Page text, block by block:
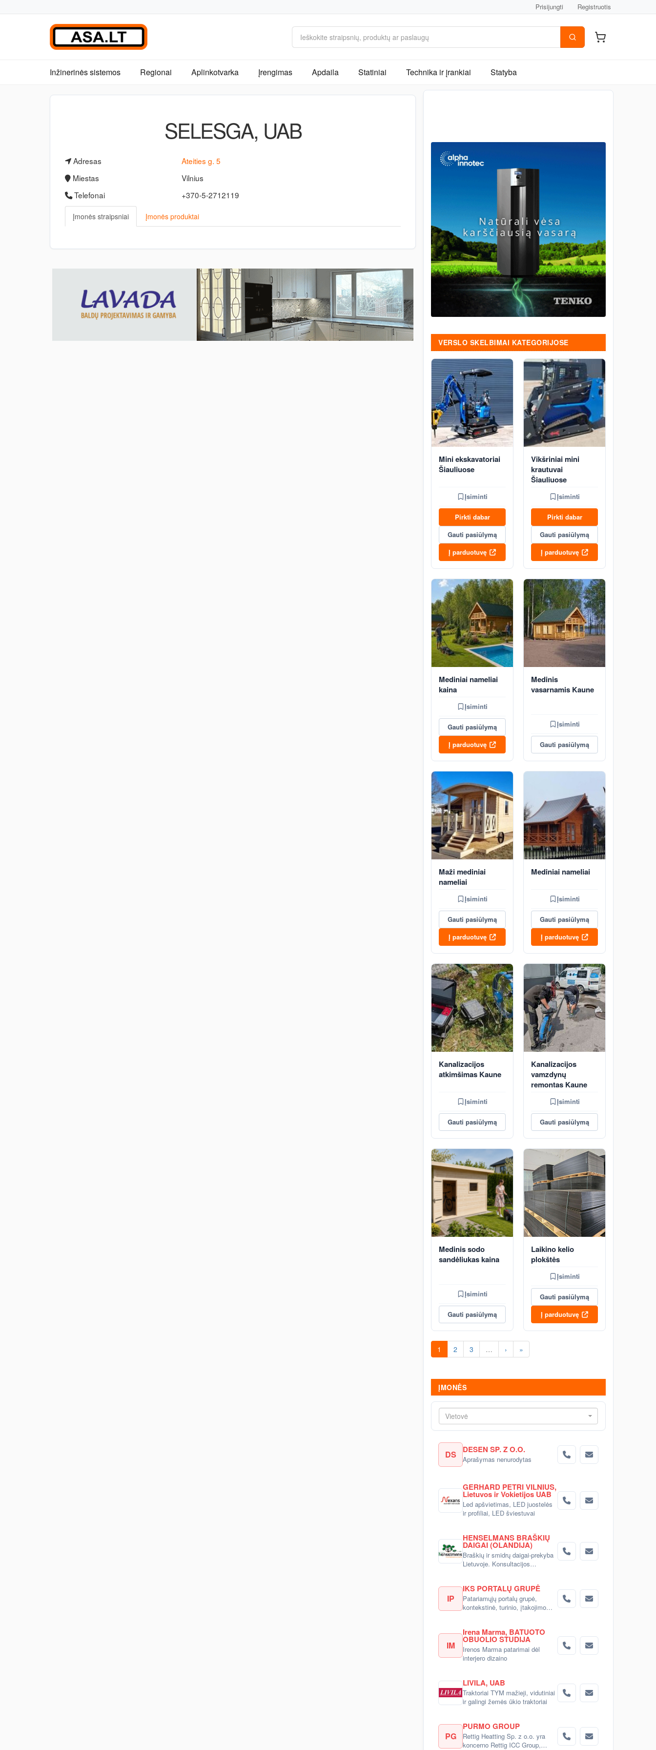
Prisijungti Registruotis
Inžinerinės sistemos Regionai Aplinkotvarka Įrengimas Apdaila Statiniai Technika ir įrankiai Statyba
SELESGA, UAB
Adresas
Ateities g. 5
Miestas
Vilnius
Telefonai
+370-5-2712119
Įmonės straipsniai Įmonės produktai
VERSLO SKELBIMAI KATEGORIJOSE
Mini ekskavatoriai
Šiauliuose
Įsiminti
Pirkti dabar
Gauti pasiūlymą
Į parduotuvę
Vikšriniai mini
krautuvai
Šiauliuose
Įsiminti
Pirkti dabar
Gauti pasiūlymą
Į parduotuvę
Mediniai nameliai
kaina
Įsiminti
Gauti pasiūlymą
Į parduotuvę
Medinis
vasarnamis Kaune
Įsiminti
Gauti pasiūlymą
Maži mediniai
nameliai
Įsiminti
Gauti pasiūlymą
Į parduotuvę
Mediniai nameliai
Įsiminti
Gauti pasiūlymą
Į parduotuvę
Kanalizacijos
atkimšimas Kaune
Įsiminti
Gauti pasiūlymą
Kanalizacijos
vamzdynų
remontas Kaune
Įsiminti
Gauti pasiūlymą
Medinis sodo
sandėliukas kaina
Įsiminti
Gauti pasiūlymą
Laikino kelio
plokštės
Įsiminti
Gauti pasiūlymą
Į parduotuvę
1 2 3 … › »
ĮMONĖS
Vietovė
DS DESEN SP. Z O.O.
Aprašymas nenurodytas
GERHARD PETRI VILNIUS,
Lietuvos ir Vokietijos UAB
Led apšvietimas, LED juostelės
ir profiliai, LED šviestuvai
HENSELMANS BRAŠKIŲ
DAIGAI (OLANDIJA)
Braškių ir smidrų daigai-prekyba
Lietuvoje. Konsultacijos
IP
IKS PORTALŲ GRUPĖ
Patariamųjų portalų grupė,
kontekstinė, turinio, įtakojimo
IM
Irena Marma, BATUOTO
OBUOLIO STUDIJA
Irenos Marma patarimai dėl
interjero dizaino
LIVILA, UAB
Traktoriai TYM mažieji, vidutiniai
ir galingi žemės ūkio traktoriai
PG
PURMO GROUP
Rettig Heatting Sp. z o.o. yra
koncerno Rettig ICC Group,